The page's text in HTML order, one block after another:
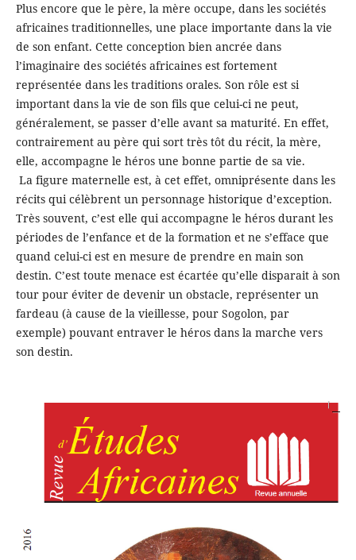
Plus encore que le père, la mère occupe, dans les sociétés
africaines traditionnelles, une place importante dans la vie
de son enfant. Cette conception bien ancrée dans
l’imaginaire des sociétés africaines est fortement
représentée dans les traditions orales. Son rôle est si
important dans la vie de son fils que celui-ci ne peut,
généralement, se passer d’elle avant sa maturité. En effet,
contrairement au père qui sort très tôt du récit, la mère,
elle, accompagne le héros une bonne partie de sa vie.
La figure maternelle est, à cet effet, omniprésente dans les
récits qui célèbrent un personnage historique d’exception.
Très souvent, c’est elle qui accompagne le héros durant les
périodes de l’enfance et de la formation et ne s’efface que
quand celui-ci est en mesure de prendre en main son
destin. C’est toute menace est écartée qu’elle disparait à son
tour pour éviter de devenir un obstacle, représenter un
fardeau (à cause de la vieillesse, pour Sogolon, par
exemple) pouvant entraver le héros dans la marche vers
son destin.